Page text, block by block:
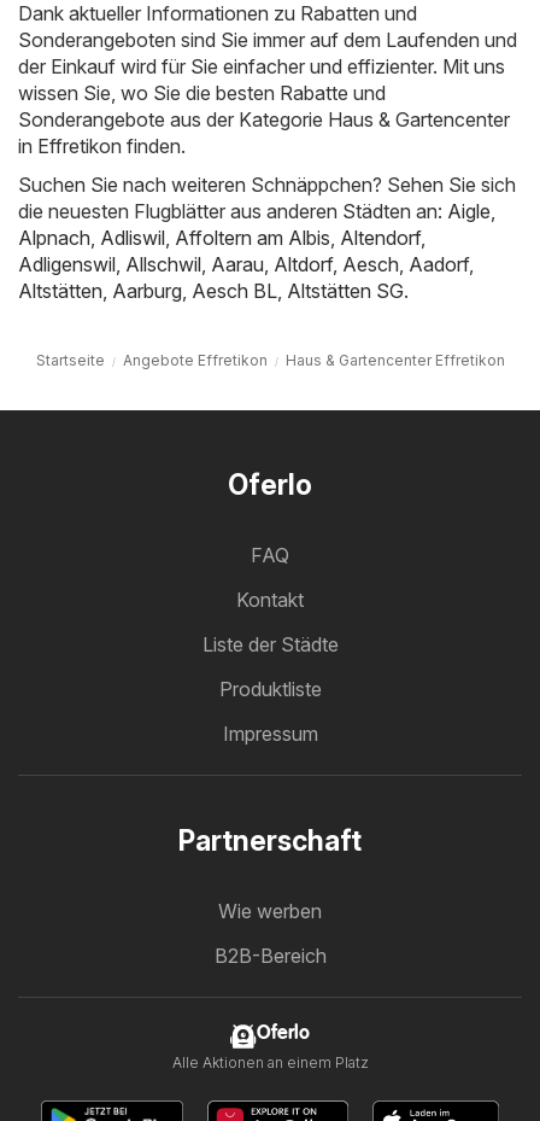
Dank aktueller Informationen zu Rabatten und
Sonderangeboten sind Sie immer auf dem Laufenden und
der Einkauf wird für Sie einfacher und effizienter. Mit uns
wissen Sie, wo Sie die besten Rabatte und
Sonderangebote aus der Kategorie Haus & Gartencenter
in Effretikon finden.
Suchen Sie nach weiteren Schnäppchen? Sehen Sie sich
die neuesten Flugblätter aus anderen Städten an: Aigle,
Alpnach, Adliswil, Affoltern am Albis, Altendorf,
Adligenswil, Allschwil, Aarau, Altdorf, Aesch, Aadorf,
Altstätten, Aarburg, Aesch BL, Altstätten SG.
Startseite Angebote Effretikon Haus & Gartencenter Effretikon
Oferlo
FAQ
Kontakt
Liste der Städte
Produktliste
Impressum
Partnerschaft
Wie werben
B2B-Bereich
Oferlo
Alle Aktionen an einem Platz